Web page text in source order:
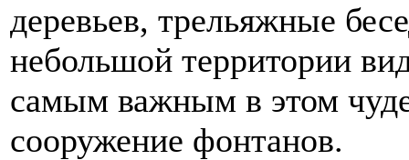
деревьев, трельяжные
небольшой территории
самым важным в этом
сооружение фонтанов.